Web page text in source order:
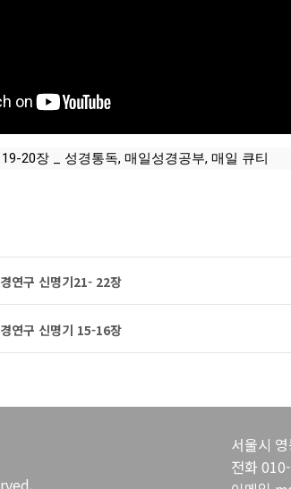
20장 _ 성경통독, 매일성경공부, 매일 큐티
연구 신명기21- 22장
연구 신명기 15-16장
서울시
전화